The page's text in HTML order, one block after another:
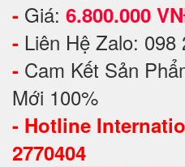
- Giá: 6.800.000
- Liên Hệ Zalo: 098
- Cam Kết Sản
Mới 100%
- Hotline
2770404